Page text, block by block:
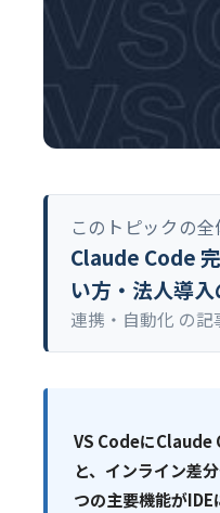
このトピックの全
Claude Code
い方・法人導
連携・自動化 の記
VS CodeにClaude
と、インライン差
つの主要機能がIDE